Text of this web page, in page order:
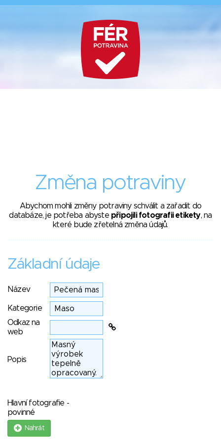
Změna potraviny
Abychom mohli změny potraviny schválit a zařadit do
databáze, je potřeba abyste připojili fotografii etikety, na
které bude zřetelná změna údajů.
Základní údaje
Název
Kategorie
Odkaz na
web
Popis
Hlavní fotografie -
povinné
Nahrát